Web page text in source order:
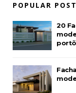
POPULAR
20